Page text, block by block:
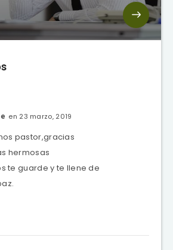
en 23 marzo, 2019
pastor,gracias
hermosas
te guarde y te llene de